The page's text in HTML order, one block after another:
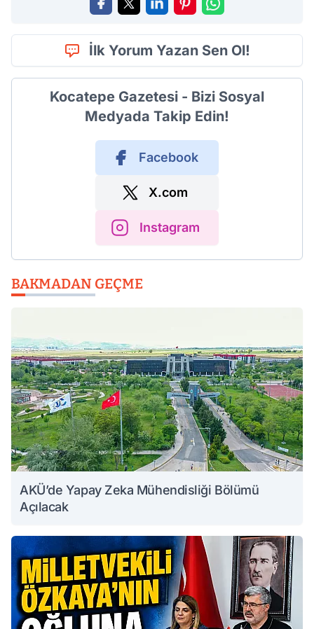
İlk Yorum Yazan Sen Ol!
Kocatepe Gazetesi - Bizi Sosyal
Medyada Takip Edin!
Facebook
X.com
Instagram
BAKMADAN GEÇME
AKÜ’de Yapay Zeka Mühendisliği Bölümü
Açılacak